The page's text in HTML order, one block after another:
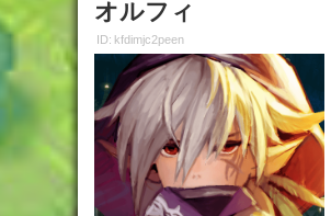
オルフィ
ID: kfdimjc2peen